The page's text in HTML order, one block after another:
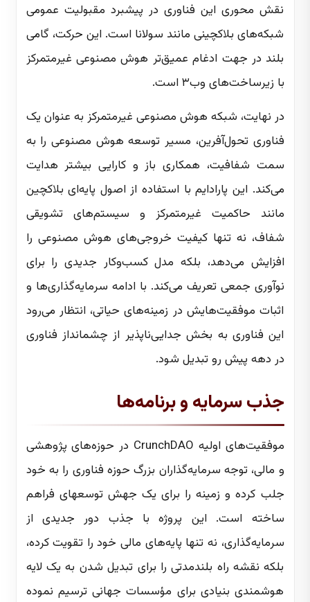
نقش محوری این فناوری در پیشبرد مقبولیت عمومی
شبکه‌های بلاکچینی مانند سولانا است. این حرکت، گامی
بلند در جهت ادغام عمیق‌تر هوش مصنوعی غیرمتمرکز
با زیرساخت‌های وب۳ است.
در نهایت، شبکه هوش مصنوعی غیرمتمرکز به عنوان یک
فناوری تحول‌آفرین، مسیر توسعه هوش مصنوعی را به
سمت شفافیت، همکاری باز و کارایی بیشتر هدایت
می‌کند. این پارادایم با استفاده از اصول پایه‌ای بلاکچین
مانند حاکمیت غیرمتمرکز و سیستم‌های تشویقی
شفاف، نه تنها کیفیت خروجی‌های هوش مصنوعی را
افزایش می‌دهد، بلکه مدل کسب‌وکار جدیدی را برای
نوآوری جمعی تعریف می‌کند. با ادامه سرمایه‌گذاری‌ها و
اثبات موفقیت‌هایش در زمینه‌های حیاتی، انتظار می‌رود
این فناوری به بخش جدایی‌ناپذیر از چشمانداز فناوری
در دهه پیش رو تبدیل شود.
جذب سرمایه و برنامه‌ها
موفقیت‌های اولیه CrunchDAO در حوزه‌های پژوهشی
و مالی، توجه سرمایه‌گذاران بزرگ حوزه فناوری را به خود
جلب کرده و زمینه را برای یک جهش توسعهای فراهم
ساخته است. این پروژه با جذب دور جدیدی از
سرمایه‌گذاری، نه تنها پایه‌های مالی خود را تقویت کرده،
بلکه نقشه راه بلندمدتی را برای تبدیل شدن به یک لایه
هوشمندی بنیادی برای مؤسسات جهانی ترسیم نموده